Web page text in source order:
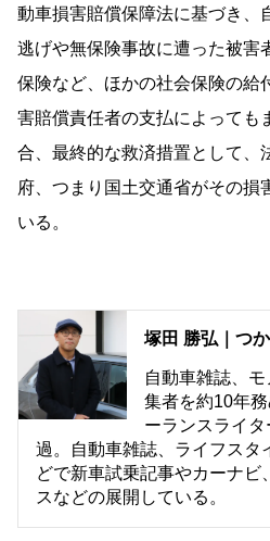
動車損害賠償保障法に基づき、
逃げや無保険事故に遭った被害
保険など、ほかの社会保険の給
害賠償責任者の支払によっても
合、最終的な救済措置として、
府、つまり国土交通省がその損
いる。
塚田 勝弘｜つ
自動車雑誌、
集者を約10年
ーランスライ
過。自動車雑誌、ライフスタ
どで新車試乗記事やカーナビ
スなどの展開している。